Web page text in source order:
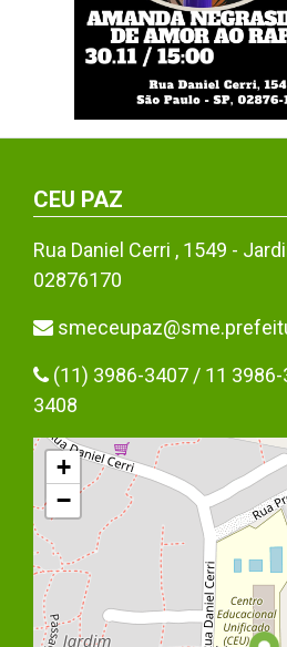
CEU PAZ
Rua Daniel Cerri , 1549 -
02876170
(11) 3986-3407 / 11
3408
+
−